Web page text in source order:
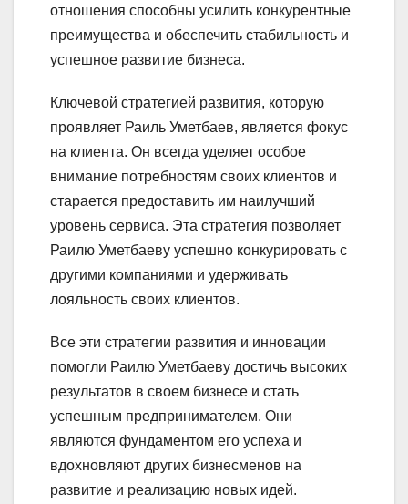
отношения способны усилить конкурентные
преимущества и обеспечить стабильность и
успешное развитие бизнеса.
Ключевой стратегией развития, которую
проявляет Раиль Уметбаев, является фокус
на клиента. Он всегда уделяет особое
внимание потребностям своих клиентов и
старается предоставить им наилучший
уровень сервиса. Эта стратегия позволяет
Раилю Уметбаеву успешно конкурировать с
другими компаниями и удерживать
лояльность своих клиентов.
Все эти стратегии развития и инновации
помогли Раилю Уметбаеву достичь высоких
результатов в своем бизнесе и стать
успешным предпринимателем. Они
являются фундаментом его успеха и
вдохновляют других бизнесменов на
развитие и реализацию новых идей.